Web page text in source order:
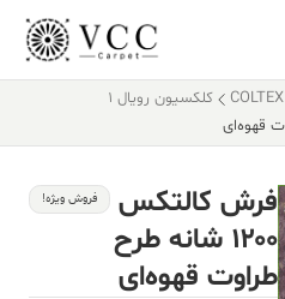
COLTEX
کلکسیون رویال 1
فرش کالتکس
۱۲۰۰ شانه طرح
طراوت قهوه‌ای
فروش ویژه!